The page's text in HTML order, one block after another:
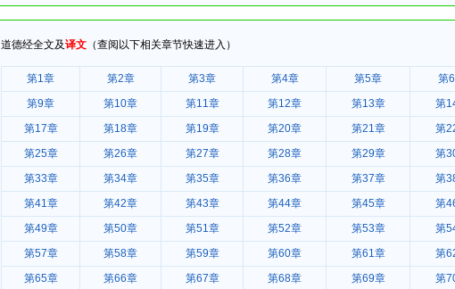
道德经全文及译文 （查阅以下相关章节快速进入）
第1章 第2章 第3章 第4章 第5章 第
第9章
第10章 第11章 第12章 第13章 第
第17章
第18章 第19章 第20章 第21章 第
第25章
第26章 第27章 第28章 第29章 第
第33章
第34章 第35章 第36章 第37章 第
第41章
第42章 第43章 第44章 第45章 第
第49章
第50章 第51章 第52章 第53章 第
第57章
第58章 第59章 第60章 第61章 第
第65章
第66章 第67章 第68章 第69章 第